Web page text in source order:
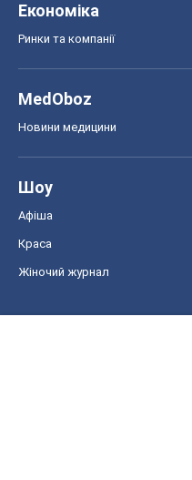
Економіка
Ринки та компанії
MedOboz
Новини медицини
Шоу
Афіша
Краса
Жіночий журнал